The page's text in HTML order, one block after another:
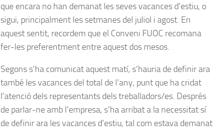
que encara no han demanat les seves vacances d’estiu, o
sigui, principalment les setmanes del juliol i agost. En
aquest sentit, recordem que el Conveni FUOC recomana
fer-les preferentment entre aquest dos mesos.
Segons s’ha comunicat aquest matí, s’hauria de definir ara
també les vacances del total de l’any, punt que ha cridat
l’atenció dels representants dels treballadors/es. Després
de parlar-ne amb l’empresa, s’ha arribat a la necessitat sí
de definir ara les vacances d’estiu, tal com estava demanat